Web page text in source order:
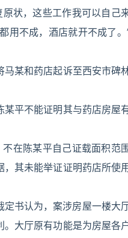
状，这些工作我可以自己
用不成，酒店就开不成了。
马某和药店起诉至西安市碑
平不能证明其与药店房屋
在陈某平自己证载面积范
其未能举证证明药店所使用
书认为，案涉房屋一楼大
大厅原有功能是为房屋各